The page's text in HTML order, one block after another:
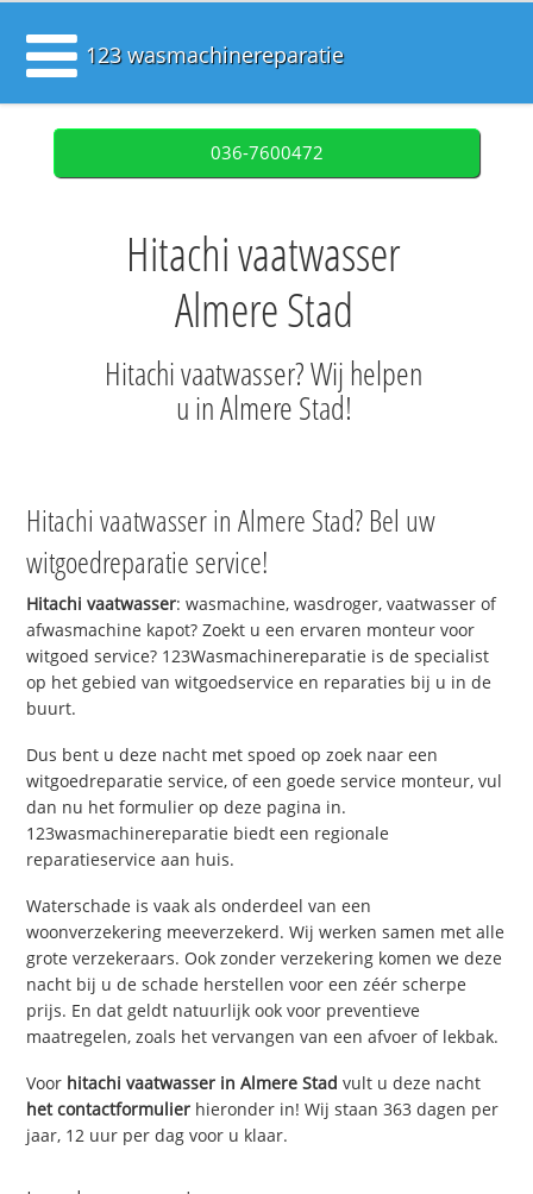
123 wasmachinereparatie
036-7600472
Hitachi vaatwasser
Almere Stad
Hitachi vaatwasser? Wij helpen
u in Almere Stad!
Hitachi vaatwasser in Almere Stad? Bel uw
witgoedreparatie service!
Hitachi vaatwasser: wasmachine, wasdroger, vaatwasser of
afwasmachine kapot? Zoekt u een ervaren monteur voor
witgoed service? 123Wasmachinereparatie is de specialist
op het gebied van witgoedservice en reparaties bij u in de
buurt.
Dus bent u deze nacht met spoed op zoek naar een
witgoedreparatie service, of een goede service monteur, vul
dan nu het formulier op deze pagina in.
123wasmachinereparatie biedt een regionale
reparatieservice aan huis.
Waterschade is vaak als onderdeel van een
woonverzekering meeverzekerd. Wij werken samen met alle
grote verzekeraars. Ook zonder verzekering komen we deze
nacht bij u de schade herstellen voor een zéér scherpe
prijs. En dat geldt natuurlijk ook voor preventieve
maatregelen, zoals het vervangen van een afvoer of lekbak.
Voor hitachi vaatwasser in Almere Stad vult u deze nacht
het contactformulier hieronder in! Wij staan 363 dagen per
jaar, 12 uur per dag voor u klaar.